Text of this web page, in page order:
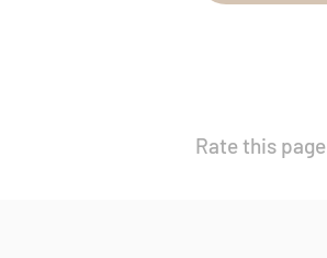
Rate this page